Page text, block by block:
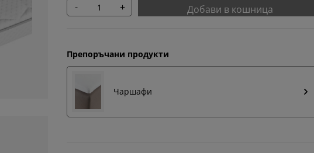
- + Добави в кошница
Препоръчани продукти
Чаршафи